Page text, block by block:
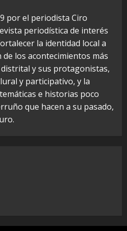
por el periodista Ciro
periodística de interés
la identidad local a
los acontecimientos más
y sus protagonistas,
y participativo, y la
e historias poco
que hacen a su pasado,